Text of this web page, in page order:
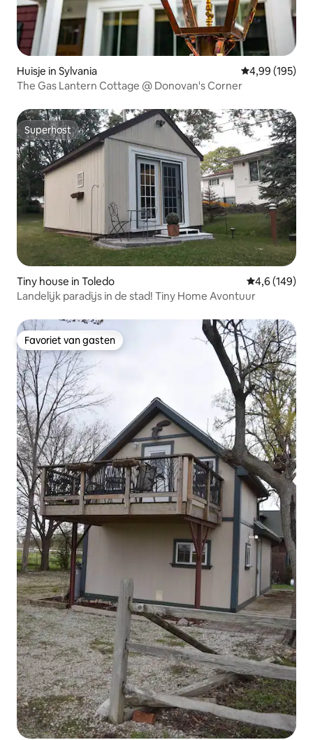
Huisje in Sylvania Gemiddelde
4,99 (195)
The Gas Lantern Cottage @ Donovan's Corner
Superhost
Superhost
Tiny house in Toledo Gemiddelde
4,6 (149)
Landelijk paradijs in de stad! Tiny Home Avontuur
Favoriet van gasten
Favoriet van gasten